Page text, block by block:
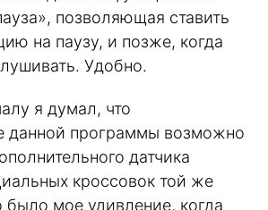
позволяющая ставить
на паузу, и позже, когда
Удобно.
я думал, что
данной программы возможно
датчика
кроссовок той же
мое удивление, когда